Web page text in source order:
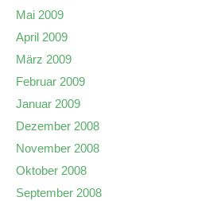
Mai 2009
April 2009
März 2009
Februar 2009
Januar 2009
Dezember 2008
November 2008
Oktober 2008
September 2008